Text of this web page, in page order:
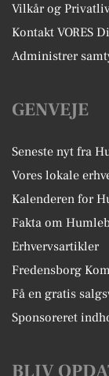
Vilkår og
Kontakt VORES
Administrer
GENVEJE
Seneste nyt fra
Vores lokale
Kalenderen for
Fakta om
Erhvervsartikler
Fredensborg
Få en gratis
Sponsoreret
BLIV